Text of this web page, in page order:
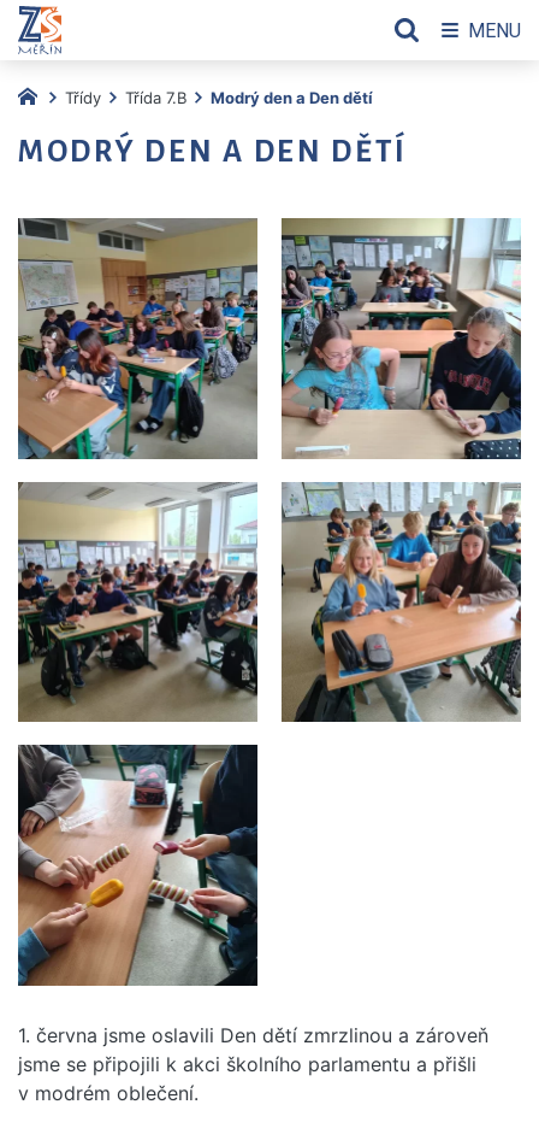
Třídy Třída 7.B Modrý den a Den dětí
MODRÝ DEN A DEN DĚTÍ
1. června jsme oslavili Den dětí zmrzlinou a zároveň
jsme se připojili k akci školního parlamentu a přišli
v modrém oblečení.
MENU